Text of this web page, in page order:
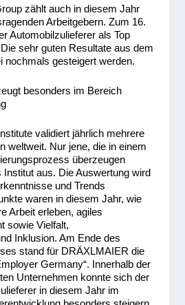
zählt auch in diesem Jahr
Arbeitgebern. Zum 16.
Automobilzulieferer als Top
sehr guten Resultate aus dem
nochmals gesteigert werden.
besonders im Bereich
validiert jährlich mehrere
weltweit. Nur jene, die in einem
überzeugen
Institut aus. Die Auswertung wird
und Trends
waren in diesem Jahr, wie
Arbeit erleben, agiles
sowie Vielfalt,
Inklusion. Am Ende des
stand für DRÄXLMAIER die
Germany“. Innerhalb der
Unternehmen konnte sich der
in diesem Jahr im